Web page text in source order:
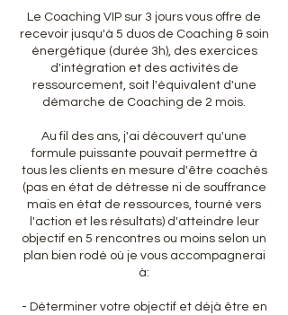
Le Coaching VIP sur 3 jours vous offre de
recevoir jusqu'à 5 duos de Coaching & soin
énergétique (durée 3h), des exercices
d'intégration et des activités de
ressourcement, soit l'équivalent d'une
démarche de Coaching de 2 mois.
Au fil des ans, j'ai découvert qu'une
formule puissante pouvait permettre à
tous les clients en mesure d'être coachés
(pas en état de détresse ni de souffrance
mais en état de ressources, tourné vers
l'action et les résultats) d'atteindre leur
objectif en 5 rencontres ou moins selon un
plan bien rodé où je vous accompagnerai
à:
- Déterminer votre objectif et déjà être en